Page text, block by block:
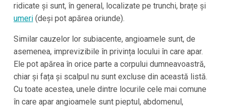
ridicate și sunt, în general, localizate pe trunchi, brațe și
umeri(deși pot apărea oriunde).
Similar cauzelor lor subiacente, angioamele sunt, de
asemenea, imprevizibile în privința locului în care apar.
Ele pot apărea în orice parte a corpului dumneavoastră,
chiar și fața și scalpul nu sunt excluse din această listă.
Cu toate acestea, unele dintre locurile cele mai comune
în care apar angioamele sunt pieptul, abdomenul,